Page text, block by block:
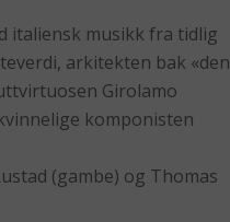
italiensk musikk fra tidlig
arkitekten bak «den
Girolamo
komponisten
(gambe) og Thomas